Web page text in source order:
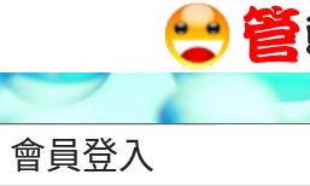
會員登入